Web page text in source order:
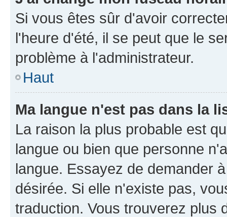
Si vous êtes sûr d'avoir
l'heure d'été, il se peut que le
problème à l'administrateur.
Haut
Ma langue n'est pas dans la
La raison la plus probable est
langue ou bien que personne
langue. Essayez de demander
désirée. Si elle n'existe pas,
traduction. Vous trouverez plus